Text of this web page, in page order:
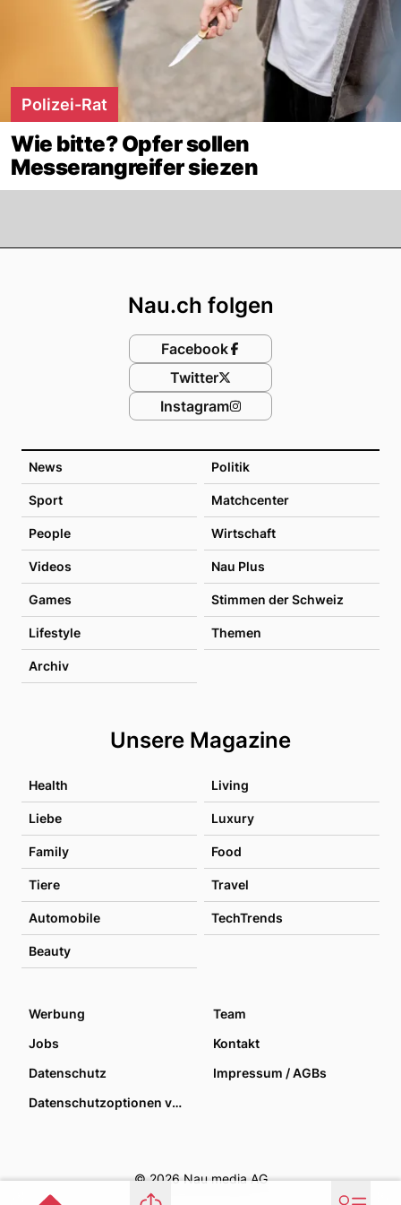
Polizei-Rat
Wie bitte? Opfer sollen
Messerangreifer siezen
News Politik
Sport Matchcenter
People Wirtschaft
Videos Nau Plus
Games Stimmen der Schweiz
Lifestyle Themen
Archiv
Unsere Magazine
Health Living
Liebe Luxury
Family Food
Tiere Travel
Automobile TechTrends
Beauty
Nau.ch folgen
Facebook
Twitter
Instagram
Werbung
Team
Jobs
Kontakt
Datenschutz
Impressum / AGBs
Datenschutzoptionen verwalten
© 2026 Nau media AG